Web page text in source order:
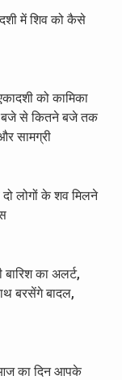
में शिव को कैसे
को कामिका
बजे से कितने बजे तक
सामग्री
लोगों के शव मिलने
का अलर्ट,
बरसेंगे बादल,
आज का दिन आपके